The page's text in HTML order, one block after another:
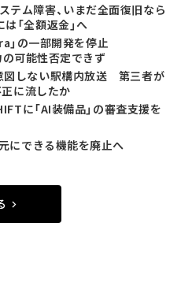
テム障害、いまだ全面復旧なら
「全額返金」へ
」の一部開発を停止
可能性否定できず
図しない駅構内放送 第三者が
に流したか
に「AI装備品」の審査支援を
にできる機能を廃止へ